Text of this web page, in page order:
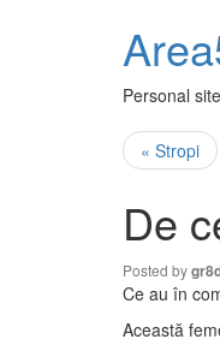
Personal
« Stropi
De
Posted by
Ce au în
Această